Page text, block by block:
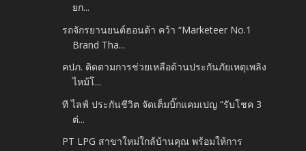
ยก...
รถจักรยานยนต์ฮอนด้า คว้า “Marketeer No.1
Brand Tha...
คปภ. ติดตามการช่วยเหลือด้านประกันภัยเหตุเพลิง
ไหม้โ...
ที ไลฟ์ ประกันชีวิต จัดเต็มบิ๊กแคมเปญ “รับโชค 3
ต่...
PT LPG สาขาใหม่ใกล้บ้านคุณ พร้อมให้การ